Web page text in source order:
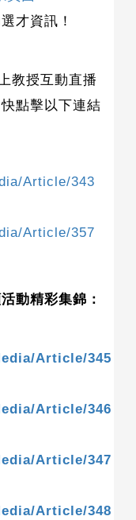
才資訊！
教授互動直播
點擊以下連結
Article/343
Article/357
動精彩集錦：
Article/345
Article/346
Article/347
Article/348